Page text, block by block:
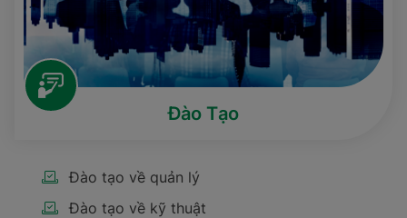
Đào Tạo
Đào tạo về quản lý
Đào tạo về kỹ thuật